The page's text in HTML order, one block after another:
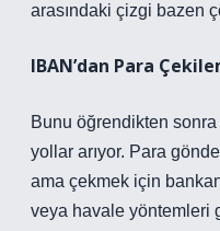
arasındaki çizgi bazen
IBAN’dan Para
Bunu öğrendikten
yollar arıyor. Para
ama çekmek için
veya havale yöntemleri